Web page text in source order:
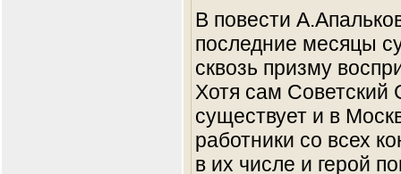
В повести
последние месяцы
сквозь призму
Хотя сам
существует и в
работники со всех
в их числе и герой